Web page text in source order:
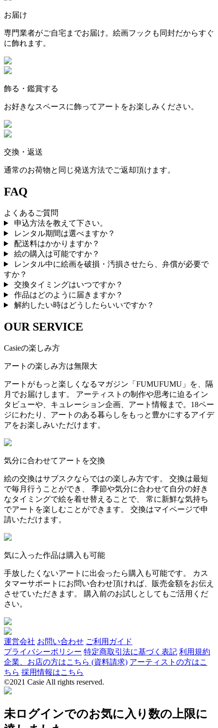
お届け
専門業者がご自宅までお届け。絵画フックも同封だからすぐ
に飾れます。
飾る・鑑賞する
お好きなスペースに飾ってアートをお楽しみください。
交換・返送
通常のお荷物と同じ発送方法でご返却頂けます。
FAQ
よくあるご質問
申込方法を教えて下さい。
レンタル期間は選べますか？
配送料はかかりますか？
絵の購入は可能ですか？
レンタル中に絵画を破損・汚損させたら、弁償が必要で
すか？
交換タイミングはいつですか？
作品はどのように届きますか？
解約したい時はどうしたらいいですか？
OUR SERVICE
Casieの楽しみ方
アートの楽しみ方は無限大
アートがもっと楽しくなるマガジン「FUMUFUMU」を、隔
月でお届けします。 アーティストの制作や思考に迫るイン
タビューや、キュレーション企画、アート情報まで。18ペー
ジにわたり、アートのある暮らしをもっと豊かにするアイデ
アをお楽しみいただけます。
気分に合わせてアートを交換
絵の交換はサブスクならではの楽しみ方です。 交換は最短
で毎月行うことができ、 季節や気分に合わせて自分の好き
なタイミングで絵を着せ替えることで、 常に新鮮な気持ち
でアートを楽しむことができます。 交換はマイページで申
請いただけます。
気に入った作品は購入も可能
手放したくないアートに出会ったら購入も可能です。 カス
タマーサポートにお問い合わせ頂ければ、販売金額をお伝え
させていただきます。 購入前のお試しとしてもご活用くだ
さい。
運営会社 お問い合わせ ご利用ガイド
プライバシーポリシー 特定商取引法に基づく表記 利用規約
企業、お店の方はこちら (資料請求) アーティストの方はこ
ちら 採用情報はこちら
©2021 Casie All rights reserved.
未ログインでのお気に入り数の上限に